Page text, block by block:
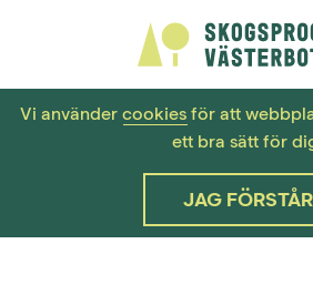
Vi användercookies för att
ett bra sätt för
JAG FÖRSTÅR